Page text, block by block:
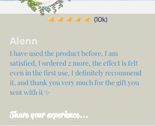
Alenn
I have used the product before, I am
satisfied, I ordered 2 more, the effect is felt
even in the first use, I definitely recommend
it, and thank you very much for the gift you
sent with it ✨
(10k)
Share your experience...